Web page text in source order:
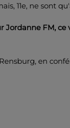
11e, ne sont
FM, ce
en